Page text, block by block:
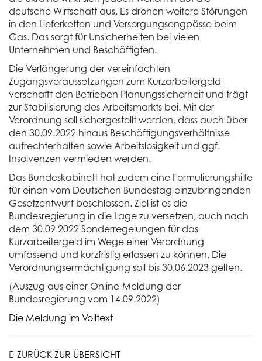
deutsche Wirtschaft aus. Es drohen weitere Störungen
in den Lieferketten und Versorgungsengpässe beim
Gas. Das sorgt für Unsicherheiten bei vielen
Unternehmen und Beschäftigten.
Die Verlängerung der vereinfachten
Zugangsvoraussetzungen zum Kurzarbeitergeld
verschafft den Betrieben Planungssicherheit und trägt
zur Stabilisierung des Arbeitsmarkts bei. Mit der
Verordnung soll sichergestellt werden, dass auch über
den 30.09.2022 hinaus Beschäftigungsverhältnisse
aufrechterhalten sowie Arbeitslosigkeit und ggf.
Insolvenzen vermieden werden.
Das Bundeskabinett hat zudem eine Formulierungshilfe
für einen vom Deutschen Bundestag einzubringenden
Gesetzentwurf beschlossen. Ziel ist es die
Bundesregierung in die Lage zu versetzen, auch nach
dem 30.09.2022 Sonderregelungen für das
Kurzarbeitergeld im Wege einer Verordnung
umfassend und kurzfristig erlassen zu können. Die
Verordnungsermächtigung soll bis 30.06.2023 gelten.
(Auszug aus einer Online-Meldung der
Bundesregierung vom 14.09.2022)
Die Meldung im Volltext
ZURÜCK ZUR ÜBERSICHT